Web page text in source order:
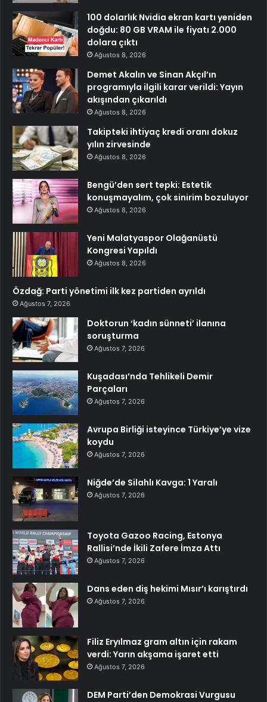
100 dolarlık Nvidia ekran kartı yeniden
doğdu: 80 GB VRAM ile fiyatı 2.000
dolara çıktı
Ağustos 8, 2026
Demet Akalın ve Sinan Akçıl’ın
programıyla ilgili karar verildi: Yayın
akışından çıkarıldı
Ağustos 8, 2026
Takipteki ihtiyaç kredi oranı dokuz
yılın zirvesinde
Ağustos 8, 2026
Bengü’den sert tepki: Estetik
konuşmayalım, çok sinirim bozuluyor
Ağustos 8, 2026
Yeni Malatyaspor Olağanüstü
Kongresi Yapıldı
Ağustos 8, 2026
Özdağ: Parti yönetimi ilk kez partiden ayrıldı
Ağustos 7, 2026
Doktorun ‘kadın sünneti’ ilanına
soruşturma
Ağustos 7, 2026
Kuşadası’nda Tehlikeli Demir
Parçaları
Ağustos 7, 2026
Avrupa Birliği isteyince Türkiye’ye vize
koydu
Ağustos 7, 2026
Niğde’de Silahlı Kavga: 1 Yaralı
Ağustos 7, 2026
Toyota Gazoo Racing, Estonya
Rallisi’nde İkili Zafere İmza Attı
Ağustos 7, 2026
Dans eden diş hekimi Mısır’ı karıştırdı
Ağustos 7, 2026
Filiz Eryılmaz gram altın için rakam
verdi: Yarın akşama işaret etti
Ağustos 7, 2026
DEM Parti’den Demokrasi Vurgusu